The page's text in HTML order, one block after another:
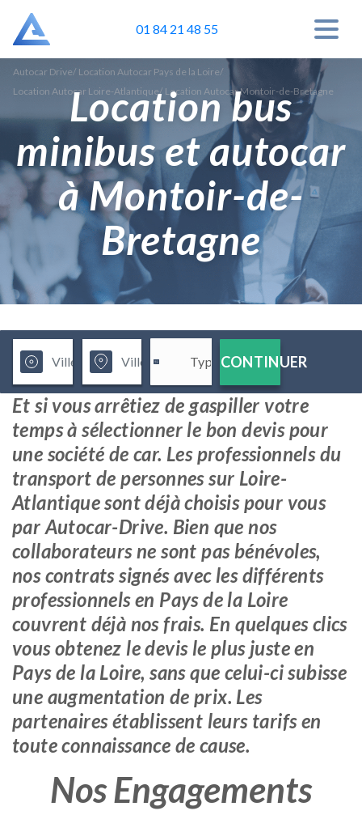
01 84 21 48 55
Autocar Drive/ Location Autocar Pays de la Loire/
Location Autocar Loire-Atlantique/ Location Autocar Montoir-de-Bretagne
Location bus
minibus et autocar
à Montoir-de-
Bretagne
CONTINUER
Et si vous arrêtiez de gaspiller votre
temps à sélectionner le bon devis pour
une société de car. Les professionnels du
transport de personnes sur Loire-
Atlantique sont déjà choisis pour vous
par Autocar-Drive. Bien que nos
collaborateurs ne sont pas bénévoles,
nos contrats signés avec les différents
professionnels en Pays de la Loire
couvrent déjà nos frais. En quelques clics
vous obtenez le devis le plus juste en
Pays de la Loire, sans que celui-ci subisse
une augmentation de prix. Les
partenaires établissent leurs tarifs en
toute connaissance de cause.
Nos Engagements